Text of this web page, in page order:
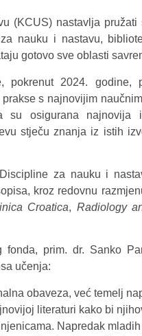
(KCUS) nastavlja
nauku i nastavu,
gotovo sve oblasti
pokrenut 2024.
s najnovijim
su osigurana
stječu znanja iz istih
za nauku i
kroz redovnu
Croatica, Radiology
fonda, prim. dr. Sanko
učenja:
obaveza, već temelj
literaturi kako bi
Napredak